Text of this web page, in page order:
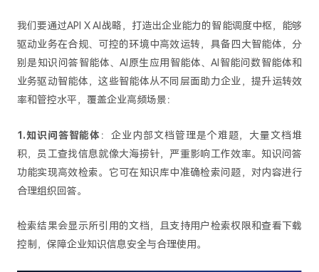
我们要通过API X AI战略，打造出企业能力的智能调度中枢，能够
驱动业务在合规、可控的环境中高效运转，具备四大智能体，分
别是知识问答智能体、AI原生应用智能体、AI智能问数智能体和
业务驱动智能体，这些智能体从不同层面助力企业，提升运转效
率和管控水平，覆盖企业高频场景：
1.知识问答智能体 ：企业内部文档管理是个难题，大量文档堆
积，员工查找信息就像大海捞针，严重影响工作效率。知识问答
功能实现高效检索。它可在知识库中准确检索问题，对内容进行
合理组织回答。
检索结果会显示所引用的文档，且支持用户检索权限和查看下载
控制，保障企业知识信息安全与合理使用。